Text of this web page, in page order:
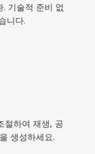
기술적 준비 없
니다.
절하여 재생, 공
생성하세요.